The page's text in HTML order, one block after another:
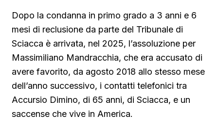
Dopo la condanna in primo grado a 3 anni e 6
mesi di reclusione da parte del Tribunale di
Sciacca è arrivata, nel 2025, l’assoluzione per
Massimiliano Mandracchia, che era accusato di
avere favorito, da agosto 2018 allo stesso mese
dell’anno successivo, i contatti telefonici tra
Accursio Dimino, di 65 anni, di Sciacca, e un
saccense che vive in America.